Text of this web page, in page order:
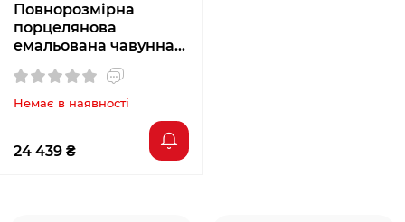
Повнорозмірна
порцелянова
емальована чавунна
планча Weber для
Genesis серії 300
Немає в наявності
24 439 ₴